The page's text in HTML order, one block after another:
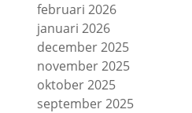
februari 2026
januari 2026
december 2025
november 2025
oktober 2025
september 2025